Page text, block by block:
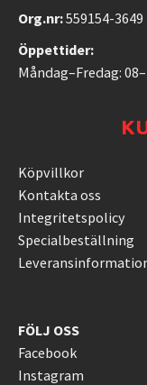
Org.nr:559154-3649
Öppettider:
Måndag–Fredag:
Köpvillkor
Kontakta oss
Integritetspolicy
Specialbeställning
FÖLJ OSS
Facebook
Instagram